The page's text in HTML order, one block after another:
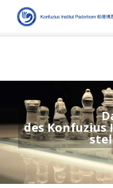
Institut学院
Aktuelles新闻
Sprache语言
Kultur文化
des